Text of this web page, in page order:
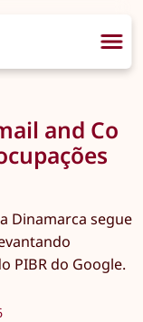
and Co
Dinamarca segue
PIBR do Google.